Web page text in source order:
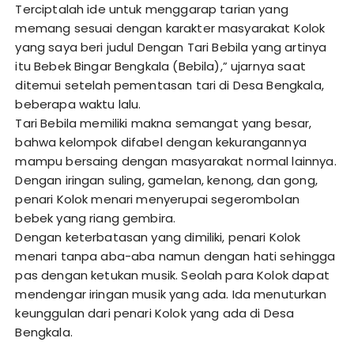
Terciptalah ide untuk menggarap tarian yang
memang sesuai dengan karakter masyarakat Kolok
yang saya beri judul Dengan Tari Bebila yang artinya
itu Bebek Bingar Bengkala (Bebila),” ujarnya saat
ditemui setelah pementasan tari di Desa Bengkala,
beberapa waktu lalu.
Tari Bebila memiliki makna semangat yang besar,
bahwa kelompok difabel dengan kekurangannya
mampu bersaing dengan masyarakat normal lainnya.
Dengan iringan suling, gamelan, kenong, dan gong,
penari Kolok menari menyerupai segerombolan
bebek yang riang gembira.
Dengan keterbatasan yang dimiliki, penari Kolok
menari tanpa aba-aba namun dengan hati sehingga
pas dengan ketukan musik. Seolah para Kolok dapat
mendengar iringan musik yang ada. Ida menuturkan
keunggulan dari penari Kolok yang ada di Desa
Bengkala.